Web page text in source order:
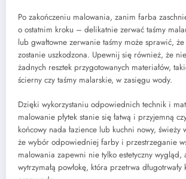
Po zakończeniu malowania, zanim farba
o ostatnim kroku – delikatnie zerwać taśmy
lub gwałtowne zerwanie taśmy może sprawić, że
zostanie uszkodzona. Upewnij się również, że
żadnych resztek przygotowanych materiałów,
ścierny czy taśmy malarskie, w zasięgu wody.
Dzięki wykorzystaniu odpowiednich technik i
malowanie płytek stanie się łatwą i przyjemną
końcowy nada łazience lub kuchni nowy, świeży
że wybór odpowiedniej farby i przestrzeganie
malowania zapewni nie tylko estetyczny wygląd,
wytrzymałą powłokę, która przetrwa